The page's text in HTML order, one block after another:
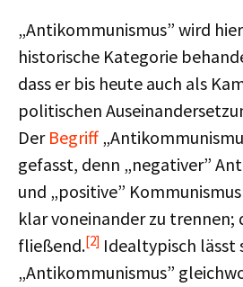
„Antikommunismus” wird
historische Kategorie
dass er bis heute auch als
politischen
Der Begriff
gefasst, denn „negativer”
und „positive”
klar voneinander zu trennen;
fließend.[2] Idealtypisch lässt
„Antikommunismus”